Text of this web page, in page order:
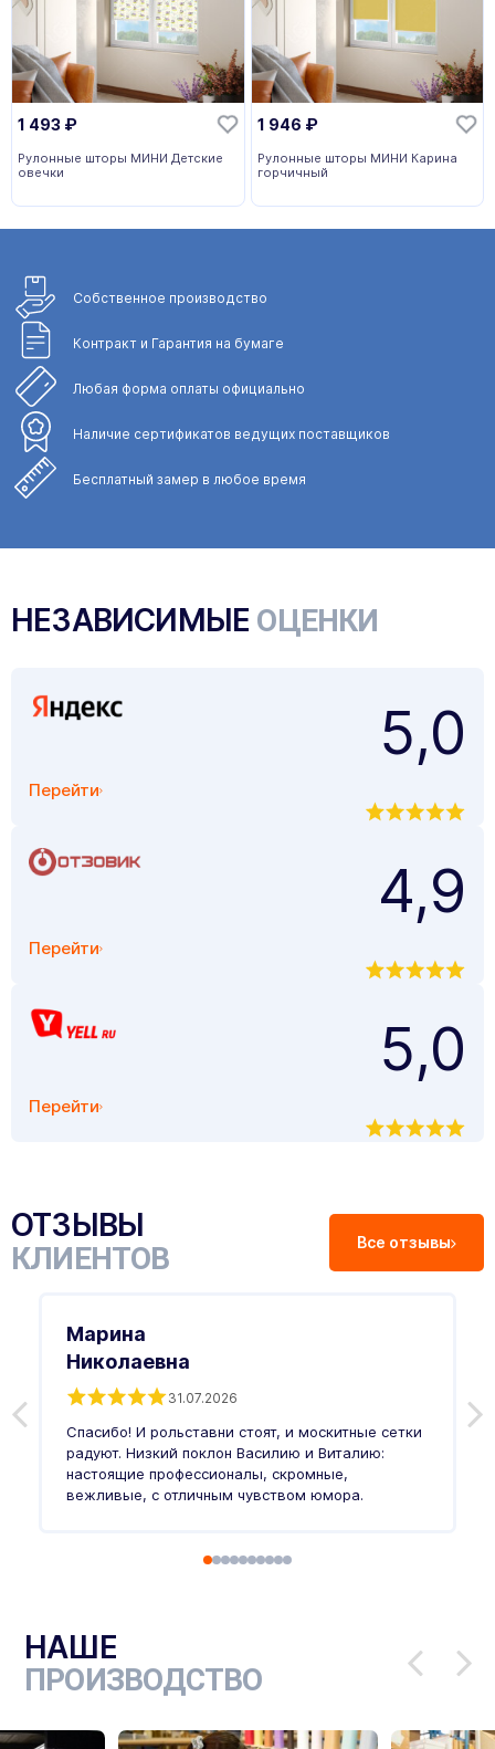
1 493 ₽
Рулонные шторы МИНИ Детские
овечки
1 946 ₽
Рулонные шторы МИНИ Карина
горчичный
Собственное производство
Контракт и Гарантия на бумаге
Любая форма оплаты официально
Наличие сертификатов ведущих поставщиков
Бесплатный замер в любое время
НЕЗАВИСИМЫЕ ОЦЕНКИ
Перейти
5,0
Перейти
4,9
Перейти
5,0
ОТЗЫВЫ
КЛИЕНТОВ Все отзывы
Марина
Николаевна
31.07.2026
Спасибо! И рольставни стоят, и москитные сетки
радуют. Низкий поклон Василию и Виталию:
настоящие профессионалы, скромные,
вежливые, с отличным чувством юмора.
НАШЕ
ПРОИЗВОДСТВО